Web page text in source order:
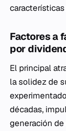
Factores a
por
El principal
la solidez de
décadas,
generación